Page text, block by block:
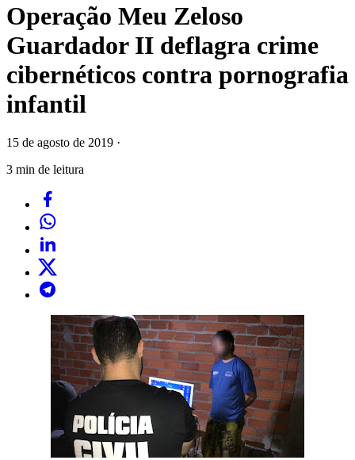
Operação Meu Zeloso
Guardador II deflagra crime
cibernéticos contra pornografia
infantil
15 de agosto de 2019 ·
3 min de leitura